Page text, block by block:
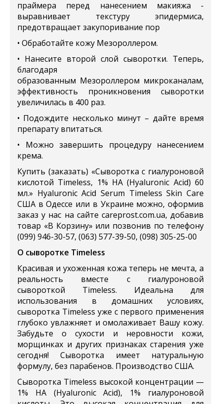
праймера перед нанесением макияжа -
выравнивает текстуру эпидермиса,
предотвращает закупоривание пор
• Обработайте кожу Мезороллером.
• Нанесите второй слой сыворотки. Теперь,
благодаря
образованным Мезороллером микроканалам,
эффективность проникновения сыворотки
увеличилась в 400 раз.
• Подождите несколько минут – дайте время
препарату впитаться.
• Можно завершить процедуру нанесением
крема.
Купить (заказать) «Сыворотка с гиалуроновой
кислотой Timeless, 1% HA (Hyaluronic Acid) 60
мл.» Hyaluronic Acid Serum Timeless Skin Care
США в Одессе или в Украине можно, оформив
заказ у нас на сайте careprost.com.ua, добавив
товар «В Корзину» или позвонив по телефону
(099) 946-30-57, (063) 577-39-50, (098) 305-25-00
О сыворотке Timeless
Красивая и ухоженная кожа теперь не мечта, а
реальность вместе с гиалуроновой
сывороткой Timeless. Идеальна для
использования в домашних условиях,
сыворотка Timeless уже с первого применения
глубоко увлажняет и омолаживает Вашу кожу.
Забудьте о сухости и неровности кожи,
морщинках и других признаках старения уже
сегодня! Сыворотка имеет натуральную
формулу, без парабенов. Производство США.
Сыворотка Timeless высокой концентрации —
1% HA (Hyaluronic Acid), 1% гиалуроновой